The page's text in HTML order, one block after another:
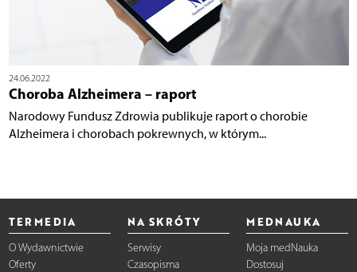
24.06.2022
Choroba Alzheimera – raport
Narodowy Fundusz Zdrowia publikuje raport o chorobie
Alzheimera i chorobach pokrewnych, w którym...
TERMEDIA
O Wydawnictwie
Oferty
NA SKRÓTY
Serwisy
Czasopisma
MEDNAUKA
Moja medNauka
Dostosuj